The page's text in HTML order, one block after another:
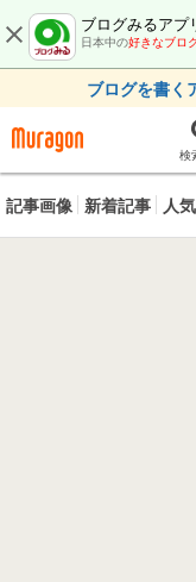
ブログみるアプ
日本中の好きなブロ
ブログを書く
検
記事画像 新着記事 人